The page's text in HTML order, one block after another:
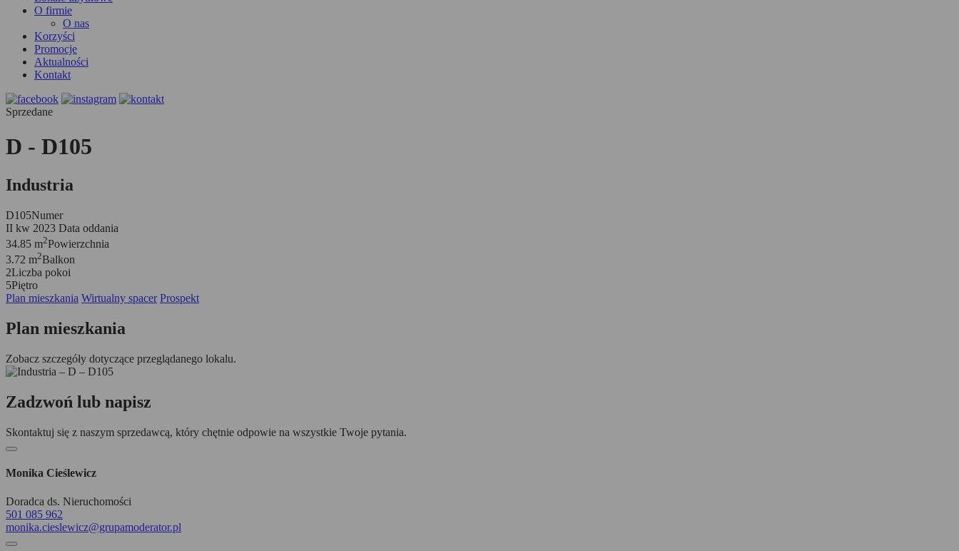
O firmie
O nas
Korzyści
Promocje
Aktualności
Kontakt
Sprzedane
D - D105
Industria
D105Numer
II kw 2023 Data oddania
34.85 m2Powierzchnia
3.72 m2Balkon
2Liczba pokoi
5Piętro
Plan mieszkania Wirtualny spacer Prospekt
Plan mieszkania
Zobacz szczegóły dotyczące przeglądanego lokalu.
Zadzwoń lub napisz
Skontaktuj się z naszym sprzedawcą, który chętnie odpowie na wszystkie Twoje pytania.
Monika Cieślewicz
Doradca ds. Nieruchomości
501 085 962
monika.cieslewicz@grupamoderator.pl